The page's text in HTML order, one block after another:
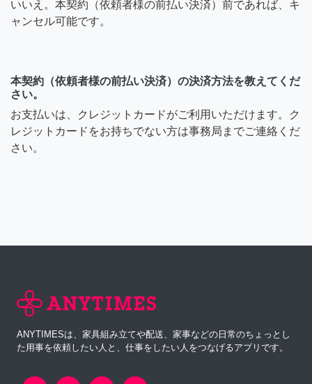
いいえ。本契約（依頼者様の前払い決済）前であれば、キ
ャンセル可能です。
本契約（依頼者様の前払い決済）の決済方法を教えてくだ
さい。
お支払いは、クレジットカードがご利用いただけます。ク
レジットカードをお持ちでない方は事務局までご連絡くだ
さい。
ANYTIMESは、家具組み立てや配送、家事などの日常のちょっとし
た用事を依頼したい人と、仕事をしたい人をつなげるアプリです。